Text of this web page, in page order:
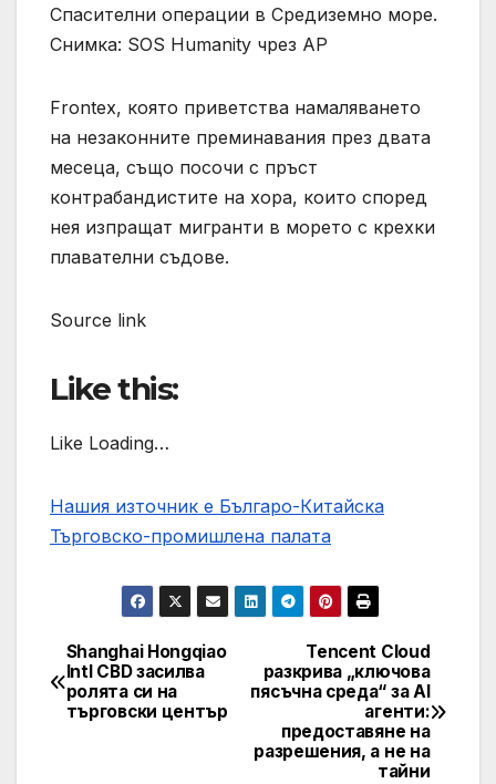
Спасителни операции в Средиземно море.
Снимка: SOS Humanity чрез AP
Frontex, която приветства намаляването
на незаконните преминавания през двата
месеца, също посочи с пръст
контрабандистите на хора, които според
нея изпращат мигранти в морето с крехки
плавателни съдове.
Source link
Like this:
Like Loading…
Нашия източник е Българо-Китайска
Търговско-промишлена палaта
Post
navigation
Tencent Cloud
разкрива „ключова
пясъчна среда“ за AI
агенти:
предоставяне на
разрешения, а не на
тайни
Shanghai Hongqiao
Intl CBD засилва
ролята си на
търговски център